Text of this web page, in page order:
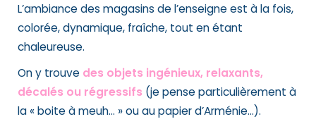
L’ambiance des magasins de l’enseigne est à la fois,
colorée, dynamique, fraîche, tout en étant
chaleureuse.
On y trouve des objets ingénieux, relaxants,
décalés ou régressifs (je pense particulièrement à
la « boite à meuh… » ou au papier d’Arménie…).